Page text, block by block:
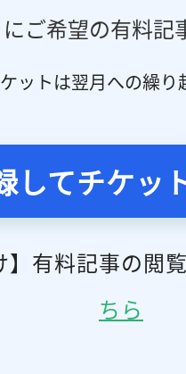
ご希望の有料記
ットは翌月への繰り
してチケッ
】有料記事の閲
ちら